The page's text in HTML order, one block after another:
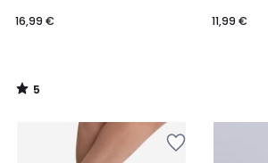
16,99 €
5
/
11,99 €